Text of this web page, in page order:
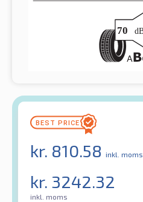
kr. 810.58 inkl. moms
kr. 3242.32
inkl. moms